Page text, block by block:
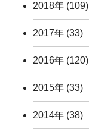
2018年 (109)
2017年 (33)
2016年 (120)
2015年 (33)
2014年 (38)